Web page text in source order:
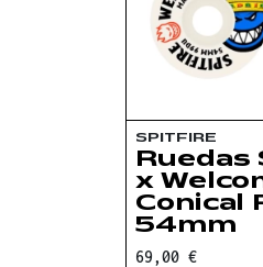
SPITFIRE
x
Conical
54mm
69,00 €